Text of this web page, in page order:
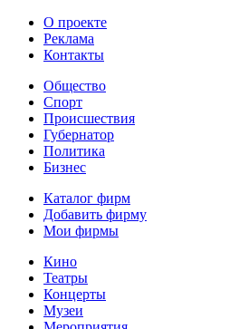
О проекте
Реклама
Контакты
Общество
Спорт
Происшествия
Губернатор
Политика
Бизнес
Каталог фирм
Добавить фирму
Мои фирмы
Кино
Театры
Концерты
Музеи